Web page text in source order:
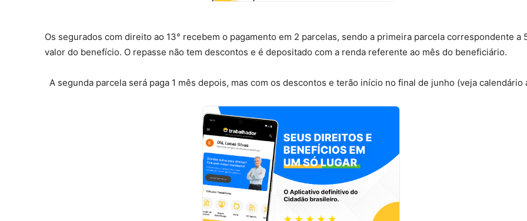
Os segurados com direito ao 13° recebem o pagamento em 2 parcelas, sendo a primeira parcela correspondente a
valor do benefício. O repasse não tem descontos e é depositado com a renda referente ao mês do beneficiário.
A segunda parcela será paga 1 mês depois, mas com os descontos e terão início no final de junho (veja calendário